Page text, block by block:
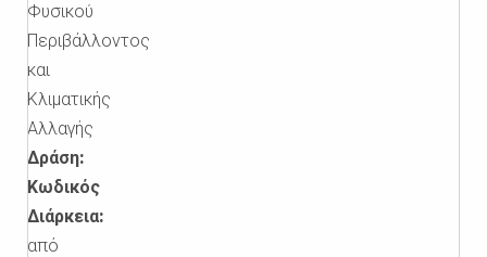
Φυσικού
Περιβάλλοντος
και
Κλιματικής
Αλλαγής
Δράση:
Κωδικός
Διάρκεια:
από